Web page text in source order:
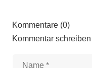
Kommentare (0)
Kommentar schreiben